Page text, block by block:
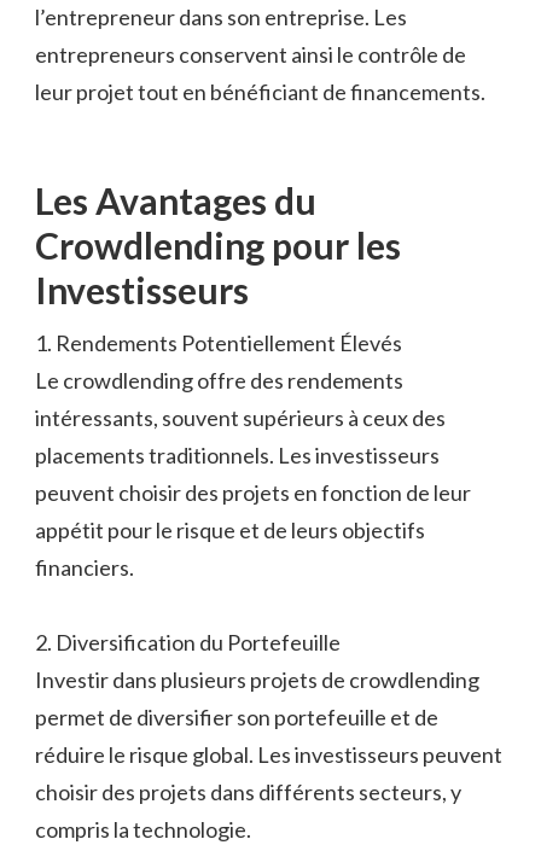
l’entrepreneur dans son entreprise. Les
entrepreneurs conservent ainsi le contrôle de
leur projet tout en bénéficiant de financements.
Les Avantages du
Crowdlending pour les
Investisseurs
1. Rendements Potentiellement Élevés
Le crowdlending offre des rendements
intéressants, souvent supérieurs à ceux des
placements traditionnels. Les investisseurs
peuvent choisir des projets en fonction de leur
appétit pour le risque et de leurs objectifs
financiers.
2. Diversification du Portefeuille
Investir dans plusieurs projets de crowdlending
permet de diversifier son portefeuille et de
réduire le risque global. Les investisseurs peuvent
choisir des projets dans différents secteurs, y
compris la technologie.